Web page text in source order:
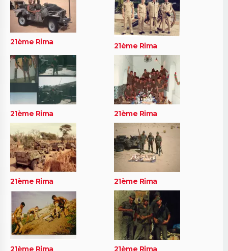
21ème Rima 21ème Rima
21ème Rima 21ème Rima
21ème Rima 21ème Rima
21ème Rima 21ème Rima